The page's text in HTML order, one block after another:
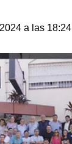
a las 18:24